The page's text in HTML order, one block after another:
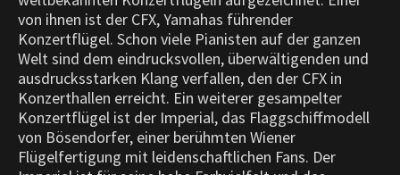
von ihnen ist der CFX, Yamahas führender
Konzertflügel. Schon viele Pianisten auf der ganzen
Welt sind dem eindrucksvollen, überwältigenden und
ausdrucksstarken Klang verfallen, den der CFX in
Konzerthallen erreicht. Ein weiterer gesampelter
Konzertflügel ist der Imperial, das Flaggschiffmodell
von Bösendorfer, einer berühmten Wiener
Flügelfertigung mit leidenschaftlichen Fans. Der